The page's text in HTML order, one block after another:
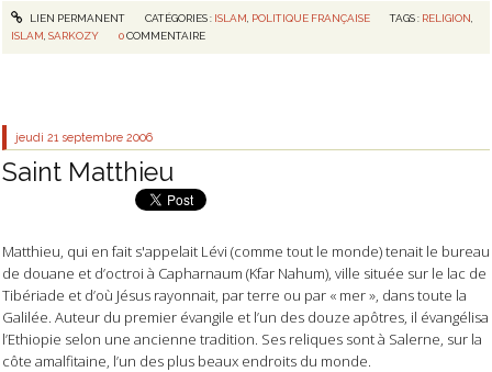
LIEN PERMANENT CATÉGORIES : ISLAM POLITIQUE FRANÇAISE TAGS : RELIGION
ISLAM ,SARKOZY 0 COMMENTAIRE
jeudi 21 septembre 2006
Saint Matthieu
Matthieu, qui en fait s'appelait Lévi (comme tout le monde) tenait le bureau
de douane et d’octroi à Capharnaum (Kfar Nahum), ville située sur le lac de
Tibériade et d’où Jésus rayonnait, par terre ou par « mer », dans toute la
Galilée. Auteur du premier évangile et l’un des douze apôtres, il évangélisa
l’Ethiopie selon une ancienne tradition. Ses reliques sont à Salerne, sur la
côte amalfitaine, l’un des plus beaux endroits du monde.